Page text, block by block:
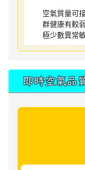
空氣質量可
群健康有較
極少數異常
即時空氣品